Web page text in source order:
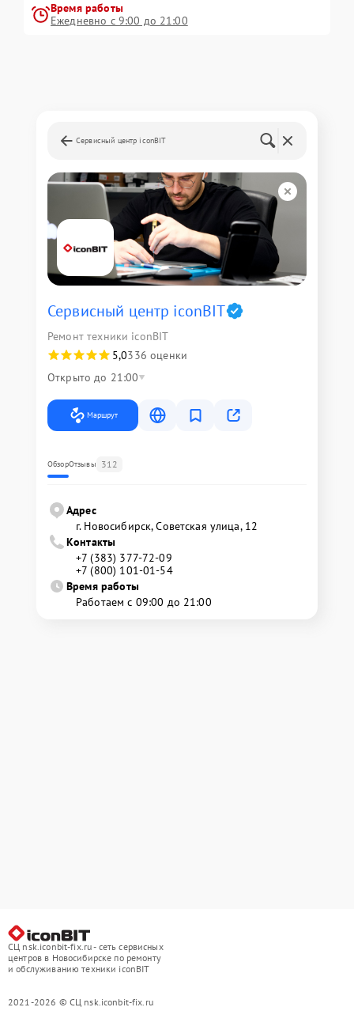
Время работы
Ежедневно с 9:00 до 21:00
Сервисный центр iconBIT
Сервисный центр iconBIT
Ремонт техники iconBIT
5,0336 оценки
Открыто до 21:00
Маршрут
ОбзорОтзывы 312
Адрес
г. Новосибирск, Советская улица, 12
Контакты
+7 (383) 377-72-09
+7 (800) 101-01-54
Время работы
Работаем с 09:00 до 21:00
СЦ nsk.iconbit-fix.ru - сеть сервисных
центров в Новосибирске по ремонту
и обслуживанию техники iconBIT
2021-2026 © СЦ nsk.iconbit-fix.ru